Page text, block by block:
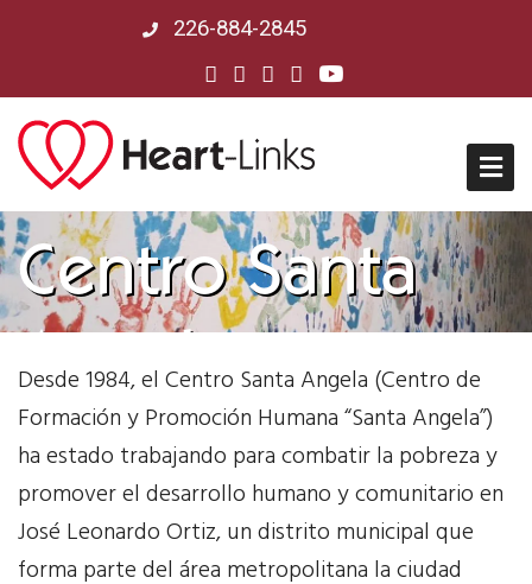
226-884-2845
Inicio
Quienes Somos
Misión, Visión, Historia
Junta Directiva
Respuesta a COVID-19
Centro Santa
Angela
Desde 1984, el Centro Santa Angela (Centro de
Formación y Promoción Humana “Santa Angela”)
ha estado trabajando para combatir la pobreza y
promover el desarrollo humano y comunitario en
José Leonardo Ortiz, un distrito municipal que
forma parte del área metropolitana la ciudad